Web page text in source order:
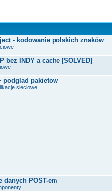
- kodowanie polskich znaków
bez INDY a cache [SOLVED]
podglad pakietow
sieciowe
danych POST-em